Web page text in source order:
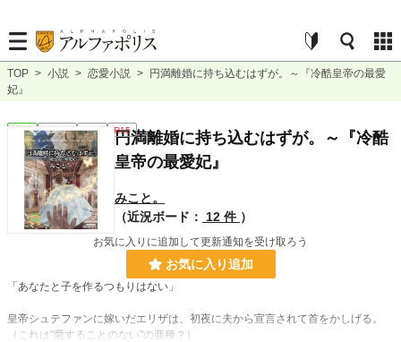
TOP > 小説 > 恋愛小説 >
円満離婚に持ち込むはずが。～『冷酷皇帝の最愛
妃』
恋愛 連載中 長編 R15
円満離婚に持ち込むはずが。～『冷酷
皇帝の最愛妃』
みこと。
（近況ボード：
12 件 ）
お気に入りに追加して更新通知を受け取ろう
お気に入り追加
「あなたと子を作るつもりはない」
皇帝シュテファンに嫁いだエリザは、初夜に夫から宣言されて首をかしげる。
（これは"愛することのない"の亜種？）